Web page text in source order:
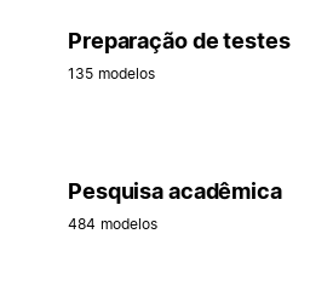
Preparação de testes
135 modelos
Pesquisa acadêmica
484 modelos